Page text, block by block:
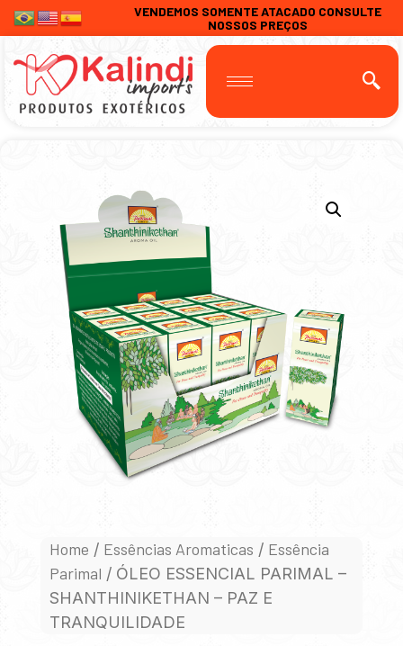
VENDEMOS SOMENTE ATACADO CONSULTE
NOSSOS PREÇOS
Home / Essências Aromaticas / Essência
Parimal / ÓLEO ESSENCIAL PARIMAL –
SHANTHINIKETHAN – PAZ E
TRANQUILIDADE